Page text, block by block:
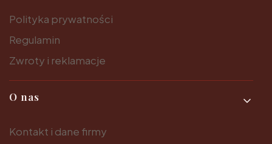
Polityka prywatności
Regulamin
Zwroty i reklamacje
O nas
Kontakt i dane firmy